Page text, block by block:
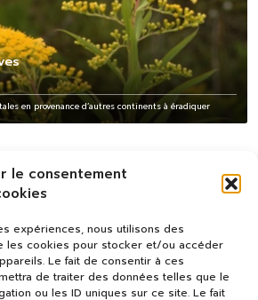
le consentement
expériences, nous utilisons des
les cookies pour stocker et/ou accéder
Le fait de consentir à ces
de traiter des données telles que le
ou les ID uniques sur ce site. Le fait
en provenance d’autres continents à éradiquer